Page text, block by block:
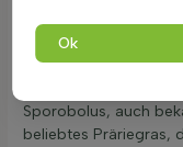
leichten Charakter.
Beliebte
Sporobolus, auch
beliebtes Präriegras,
Ok